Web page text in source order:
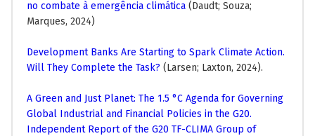
no combate à emergência climática (Daudt; Souza;
Marques, 2024)
Development Banks Are Starting to Spark Climate Action.
Will They Complete the Task? (Larsen; Laxton, 2024).
A Green and Just Planet: The 1.5 °C Agenda for Governing
Global Industrial and Financial Policies in the G20.
Independent Report of the G20 TF-CLIMA Group of